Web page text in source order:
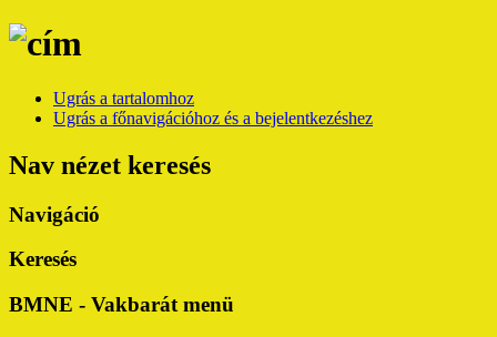
Ugrás a tartalomhoz
Ugrás a főnavigációhoz és a bejelentkezéshez
Nav nézet keresés
Navigáció
Keresés
BMNE - Vakbarát menü